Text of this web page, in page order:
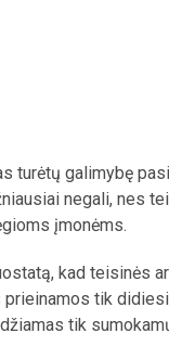
turėtų galimybę
negali, nes
įmonėms.
kad teisinės
tik
tik